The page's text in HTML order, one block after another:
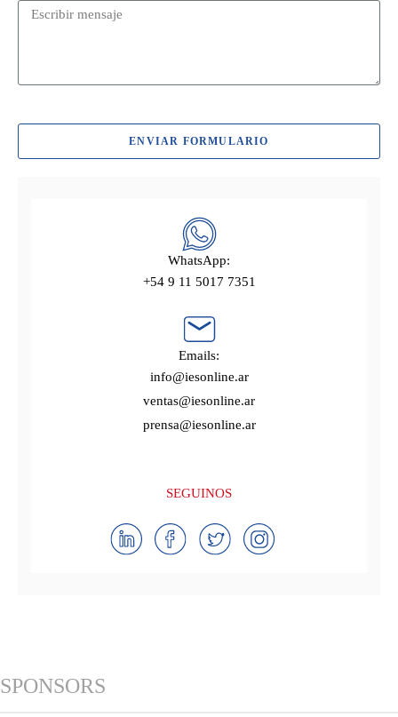
ENVIAR FORMULARIO
WhatsApp:
+54 9 11 5017 7351
Emails:
info@iesonline.ar
ventas@iesonline.ar
prensa@iesonline.ar
SEGUINOS
SPONSORS